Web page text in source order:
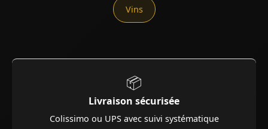
Vins
📦
Livraison sécurisée
Colissimo ou UPS avec suivi systématique